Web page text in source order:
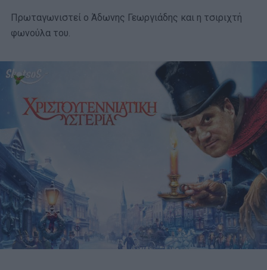
Πρωταγωνιστεί ο Άδωνης Γεωργιάδης και η τσιριχτή
φωνούλα του.